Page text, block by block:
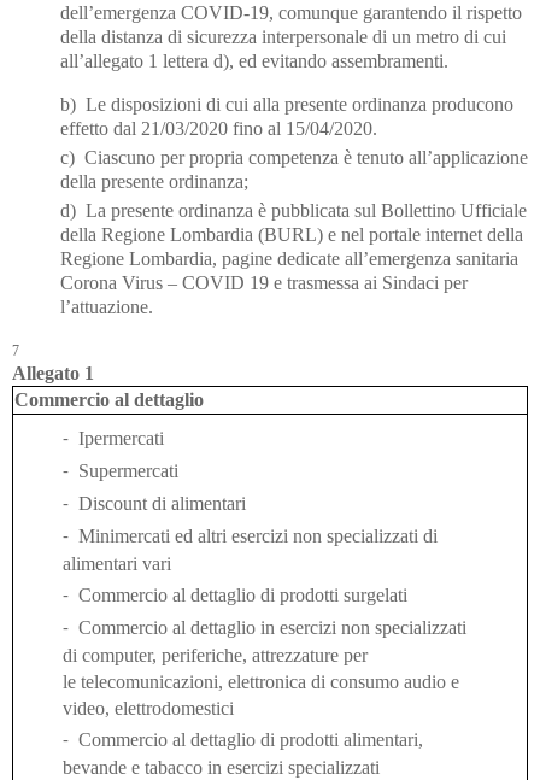
dell’emergenza COVID-19, comunque garantendo il rispetto
della distanza di sicurezza interpersonale di un metro di cui
all’allegato 1 lettera d), ed evitando assembramenti.
b) Le disposizioni di cui alla presente ordinanza producono
effetto dal 21/03/2020 fino al 15/04/2020.
c) Ciascuno per propria competenza è tenuto all’applicazione
della presente ordinanza;
d) La presente ordinanza è pubblicata sul Bollettino Ufficiale
della Regione Lombardia (BURL) e nel portale internet della
Regione Lombardia, pagine dedicate all’emergenza sanitaria
Corona Virus – COVID 19 e trasmessa ai Sindaci per
l’attuazione.
7
Allegato 1
Commercio al dettaglio
- Ipermercati
- Supermercati
- Discount di alimentari
- Minimercati ed altri esercizi non specializzati di
alimentari vari
- Commercio al dettaglio di prodotti surgelati
- Commercio al dettaglio in esercizi non specializzati
di computer, periferiche, attrezzature per
le telecomunicazioni, elettronica di consumo audio e
video, elettrodomestici
- Commercio al dettaglio di prodotti alimentari,
bevande e tabacco in esercizi specializzati